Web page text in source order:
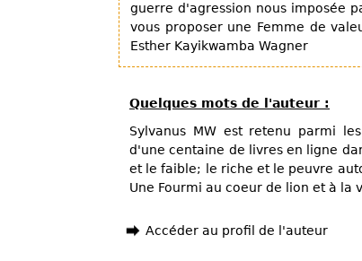
guerre d'agression nous imposée
vous proposer une Femme de
Esther Kayikwamba Wagner
Quelques mots de l'auteur :
Sylvanus MW est retenu parmi
d'une centaine de livres en ligne
et le faible; le riche et le peuvre
Une Fourmi au coeur de lion et à la
Accéder au profil de l'auteur